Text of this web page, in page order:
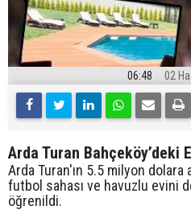
06:48 02
Arda Turan Bahçeköy’deki
Arda Turan'ın 5.5 milyon dolara
futbol sahası ve havuzlu evini
öğrenildi.